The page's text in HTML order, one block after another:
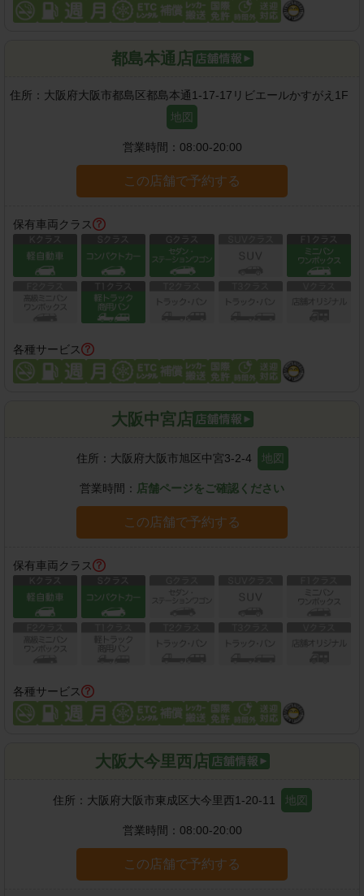
都島本通店
住所： 大阪府大阪市都島区都島本通1-17-17リビエールかすがえ1F
地図
営業時間： 08:00-20:00
この店舗で予約する
保有車両クラス
各種サービス
大阪中宮店
住所： 大阪府大阪市旭区中宮3-2-4 地図
営業時間： 店舗ページをご確認ください
この店舗で予約する
保有車両クラス
各種サービス
大阪大今里西店
住所： 大阪府大阪市東成区大今里西1-20-11 地図
営業時間： 08:00-20:00
この店舗で予約する